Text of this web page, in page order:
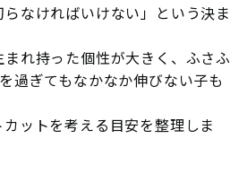
らなければいけない」という決ま
れ持った個性が大きく、ふさふ
過ぎてもなかなか伸びない子も
ットを考える目安を整理しま